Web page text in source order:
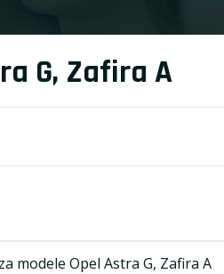
G, Zafira A
modele Opel Astra G, Zafira A